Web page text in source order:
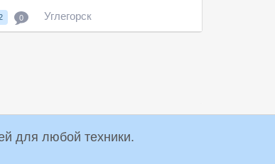
0 Углегорск
запчастей для любой техники.